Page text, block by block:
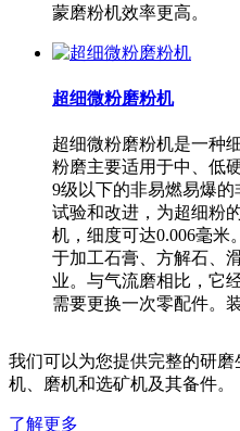
蒙磨粉机效率更高。
超细微粉磨粉机
超细微粉磨粉机是一种
粉磨主要适用于中、低
9级以下的非易燃易爆
试验和改进，为超细粉
机，细度可达0.006毫米
于加工石膏、方解石、
业。与气流磨相比，它
需要更换一次零配件。
我们可以为您提供完整的研
机、磨机和选矿机及其备件。
了解更多